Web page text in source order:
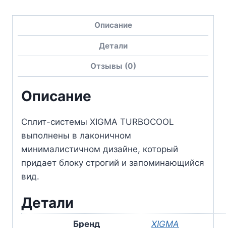
Описание
Детали
Отзывы (0)
Описание
Сплит-системы XIGMA TURBOCOOL
выполнены в лаконичном
минималистичном дизайне, который
придает блоку строгий и запоминающийся
вид.
Детали
Бренд XIGMA